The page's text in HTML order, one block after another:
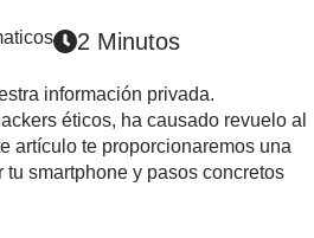
2 Minutos
información privada.
éticos, ha causado revuelo al
artículo te proporcionaremos una
smartphone y pasos concretos